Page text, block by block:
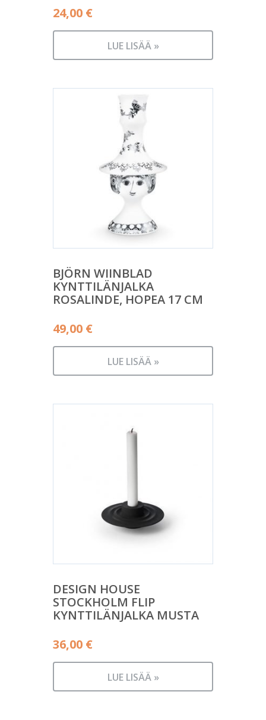
24,00 €
LUE LISÄÄ »
BJÖRN WIINBLAD
KYNTTILÄNJALKA
ROSALINDE, HOPEA 17 CM
49,00 €
LUE LISÄÄ »
DESIGN HOUSE
STOCKHOLM FLIP
KYNTTILÄNJALKA MUSTA
36,00 €
LUE LISÄÄ »